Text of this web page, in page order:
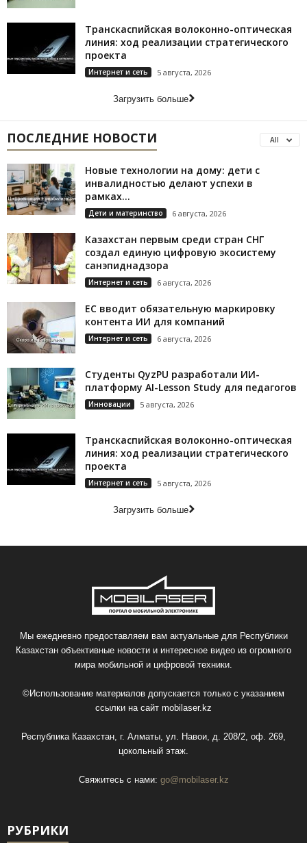
Транскаспийская волоконно-оптическая
линия: ход реализации стратегического
проекта
Интернет и сеть 5 августа, 2026
Загрузить больше
ПОСЛЕДНИЕ НОВОСТИ All
Новые технологии на дому: дети с
инвалидностью делают успехи в
рамках...
Дети и материнство 6 августа, 2026
Казахстан первым среди стран СНГ
создал единую цифровую экосистему
санэпиднадзора
Интернет и сеть 6 августа, 2026
ЕС вводит обязательную маркировку
контента ИИ для компаний
Интернет и сеть 6 августа, 2026
Студенты QyzPU разработали ИИ-
платформу AI-Lesson Study для педагогов
Инновации 5 августа, 2026
Транскаспийская волоконно-оптическая
линия: ход реализации стратегического
проекта
Интернет и сеть 5 августа, 2026
Загрузить больше
Мы ежедневно предоставляем вам актуальные для Республики
Казахстан объективные новости и интересное видео из огромного
мира мобильной и цифровой техники.
©Использование материалов допускается только с указанием
ссылки на сайт mobilaser.kz
Республика Казахстан, г. Алматы, ул. Навои, д. 208/2, оф. 269,
цокольный этаж.
Свяжитесь с нами: go@mobilaser.kz
РУБРИКИ